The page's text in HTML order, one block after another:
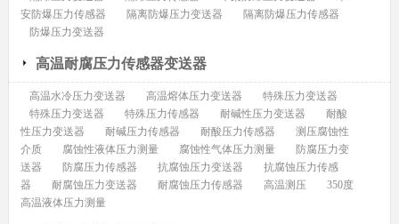
安防爆压力传感器
隔离防爆压力变送器
隔离防爆压力传感器
防爆压力变送器
高温耐腐压力传感器变送器
高温水冷压力变送器 高温熔体压力变送器
特殊压力变送器
特殊压力变送器
特殊压力传感器 耐碱性压力变送器
耐酸
性压力变送器
耐碱压力传感器 耐酸压力传感器
测压腐蚀性
介质
腐蚀性液体压力测量 腐蚀性气体压力测量
防腐压力变
送器
防腐压力传感器 抗腐蚀压力变送器
抗腐蚀压力传感
器
耐腐蚀压力变送器 耐腐蚀压力传感器 高温测压
350度
高温液体压力测量